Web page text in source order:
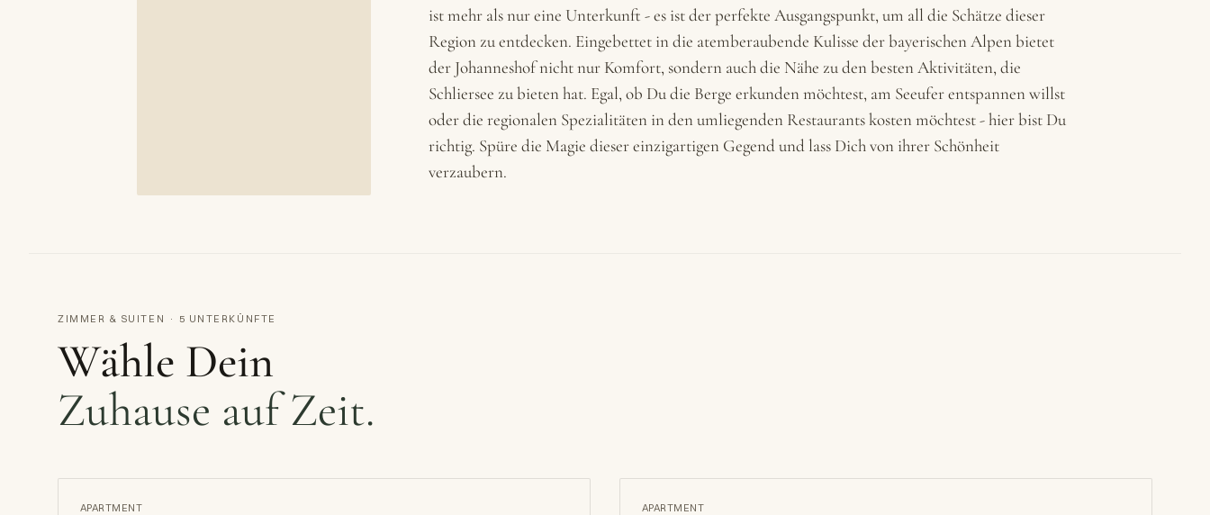
ist mehr als nur eine Unterkunft - es ist der perfekte Ausgangspunkt, um all die Schätze dieser
Region zu entdecken. Eingebettet in die atemberaubende Kulisse der bayerischen Alpen bietet
der Johanneshof nicht nur Komfort, sondern auch die Nähe zu den besten Aktivitäten, die
Schliersee zu bieten hat. Egal, ob Du die Berge erkunden möchtest, am Seeufer entspannen willst
oder die regionalen Spezialitäten in den umliegenden Restaurants kosten möchtest - hier bist Du
richtig. Spüre die Magie dieser einzigartigen Gegend und lass Dich von ihrer Schönheit
verzaubern.
ZIMMER & SUITEN · 5 UNTERKÜNFTE
Wähle Dein
Zuhause auf Zeit.
APARTMENT APARTMENT